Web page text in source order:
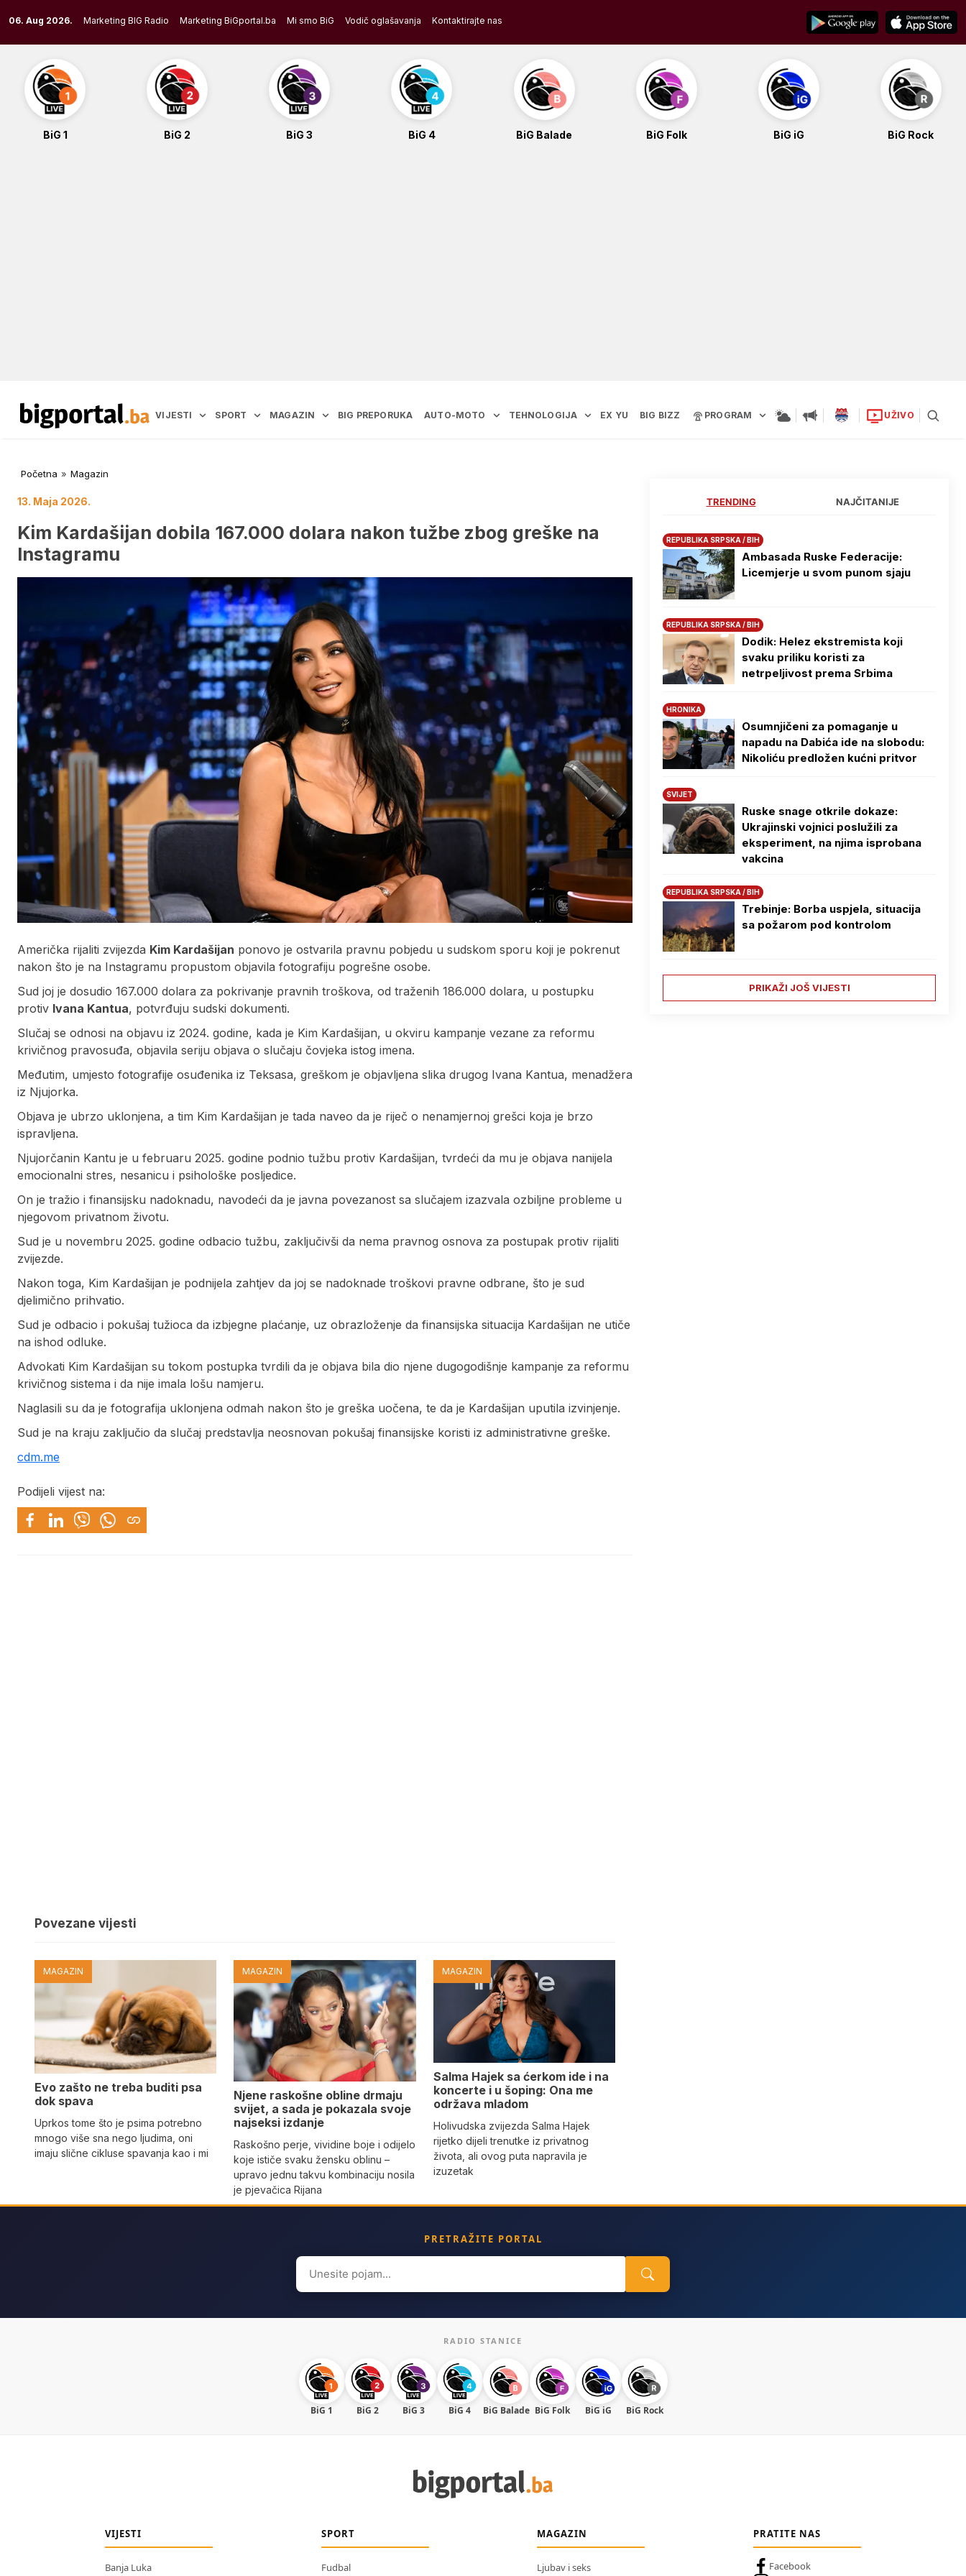
to
content
06. Aug 2026. Marketing BIG Radio Marketing BiGportal.ba Mi smo BiG Vodič oglašavanja Kontaktirajte nas
BiG 1 BiG 2 BiG 3 BiG 4 BiG Balade BiG Folk BiG iG BiG Rock
VIJESTI SPORT MAGAZIN BIG PREPORUKA AUTO-MOTO TEHNOLOGIJA EX YU BIG BIZZ PROGRAM UŽIVO
Početna » Magazin
13. Maja 2026.
Kim Kardašijan dobila 167.000 dolara nakon tužbe zbog greške na
Instagramu
Američka rijaliti zvijezda Kim Kardašijan ponovo je ostvarila pravnu pobjedu u sudskom sporu koji je pokrenut
nakon što je na Instagramu propustom objavila fotografiju pogrešne osobe.
Sud joj je dosudio 167.000 dolara za pokrivanje pravnih troškova, od traženih 186.000 dolara, u postupku
protiv Ivana Kantua, potvrđuju sudski dokumenti.
Slučaj se odnosi na objavu iz 2024. godine, kada je Kim Kardašijan, u okviru kampanje vezane za reformu
krivičnog pravosuđa, objavila seriju objava o slučaju čovjeka istog imena.
Međutim, umjesto fotografije osuđenika iz Teksasa, greškom je objavljena slika drugog Ivana Kantua, menadžera
iz Njujorka.
Objava je ubrzo uklonjena, a tim Kim Kardašijan je tada naveo da je riječ o nenamjernoj grešci koja je brzo
ispravljena.
Njujorčanin Kantu je u februaru 2025. godine podnio tužbu protiv Kardašijan, tvrdeći da mu je objava nanijela
emocionalni stres, nesanicu i psihološke posljedice.
On je tražio i finansijsku nadoknadu, navodeći da je javna povezanost sa slučajem izazvala ozbiljne probleme u
njegovom privatnom životu.
Sud je u novembru 2025. godine odbacio tužbu, zaključivši da nema pravnog osnova za postupak protiv rijaliti
zvijezde.
Nakon toga, Kim Kardašijan je podnijela zahtjev da joj se nadoknade troškovi pravne odbrane, što je sud
djelimično prihvatio.
Sud je odbacio i pokušaj tužioca da izbjegne plaćanje, uz obrazloženje da finansijska situacija Kardašijan ne utiče
na ishod odluke.
Advokati Kim Kardašijan su tokom postupka tvrdili da je objava bila dio njene dugogodišnje kampanje za reformu
krivičnog sistema i da nije imala lošu namjeru.
Naglasili su da je fotografija uklonjena odmah nakon što je greška uočena, te da je Kardašijan uputila izvinjenje.
Sud je na kraju zaključio da slučaj predstavlja neosnovan pokušaj finansijske koristi iz administrativne greške.
cdm.me
Podijeli vijest na:
Povezane vijesti
MAGAZIN
Evo zašto ne treba buditi psa
dok spava
Uprkos tome što je psima potrebno
mnogo više sna nego ljudima, oni
imaju slične cikluse spavanja kao i mi
MAGAZIN
Njene raskošne obline drmaju
svijet, a sada je pokazala svoje
najseksi izdanje
Raskošno perje, vividine boje i odijelo
koje ističe svaku žensku oblinu –
upravo jednu takvu kombinaciju nosila
je pjevačica Rijana
MAGAZIN
Salma Hajek sa ćerkom ide i na
koncerte i u šoping: Ona me
održava mladom
Holivudska zvijezda Salma Hajek
rijetko dijeli trenutke iz privatnog
života, ali ovog puta napravila je
izuzetak
TRENDING NAJČITANIJE
REPUBLIKA SRPSKA / BIH
Ambasada Ruske Federacije:
Licemjerje u svom punom sjaju
REPUBLIKA SRPSKA / BIH
Dodik: Helez ekstremista koji
svaku priliku koristi za
netrpeljivost prema Srbima
HRONIKA
Osumnjičeni za pomaganje u
napadu na Dabića ide na slobodu:
Nikoliću predložen kućni pritvor
SVIJET
Ruske snage otkrile dokaze:
Ukrajinski vojnici poslužili za
eksperiment, na njima isprobana
vakcina
REPUBLIKA SRPSKA / BIH
Trebinje: Borba uspjela, situacija
sa požarom pod kontrolom
PRIKAŽI JOŠ VIJESTI
PRETRAŽITE PORTAL
Search
for:
RADIO STANICE
BiG 1 BiG 2 BiG 3 BiG 4 BiG Balade BiG Folk BiG iG BiG Rock
VIJESTI
Banja Luka
SPORT
Fudbal
MAGAZIN
Ljubav i seks
PRATITE NAS
Facebook